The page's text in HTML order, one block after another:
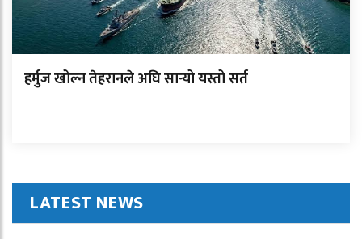
हर्मुज खोल्न तेहरानले अघि सार्‍यो यस्तो सर्त
LATEST NEWS